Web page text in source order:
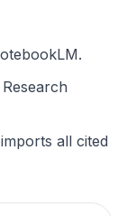
all cited